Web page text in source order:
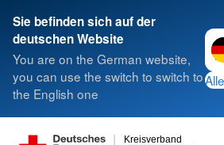
Sie befinden sich auf der
deutschen Website
You are on the German website,
you can use the switch to switch to
the English one
Kreisverband